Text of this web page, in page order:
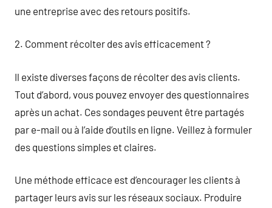
une entreprise avec des retours positifs.
2. Comment récolter des avis efficacement ?
Il existe diverses façons de récolter des avis clients.
Tout d’abord, vous pouvez envoyer des questionnaires
après un achat. Ces sondages peuvent être partagés
par e-mail ou à l’aide d’outils en ligne. Veillez à formuler
des questions simples et claires.
Une méthode efficace est d’encourager les clients à
partager leurs avis sur les réseaux sociaux. Produire